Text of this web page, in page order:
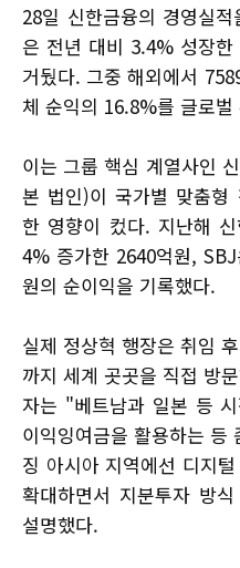
28일 신한금융의 경영실
은 전년 대비 3.4% 성장한
거뒀다. 그중 해외에서
체 순익의 16.8%를 글로
이는 그룹 핵심 계열사인
본 법인)이 국가별 맞춤형
한 영향이 컸다. 지난해
4% 증가한 2640억원,
원의 순이익을 기록했다.
실제 정상혁 행장은 취임
까지 세계 곳곳을 직접 방
자는 "베트남과 일본 등
이익잉여금을 활용하는 등
징 아시아 지역에선 디지
확대하면서 지분투자 방
설명했다.